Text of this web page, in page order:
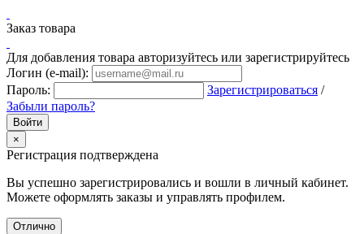
Заказ товара
Для добавления товара авторизуйтесь или зарегистрируйтесь
Логин (e-mail):
Пароль:
Зарегистрироваться /
Забыли пароль?
×
Регистрация подтверждена
Вы успешно зарегистрировались и вошли в личный кабинет.
Можете оформлять заказы и управлять профилем.
Отлично